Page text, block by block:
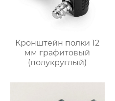
Кронштейн полки 12
мм графитовый
(полукруглый)